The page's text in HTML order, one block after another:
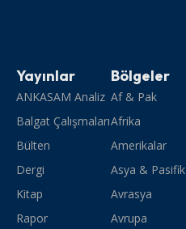
Yayınlar
ANKASAM Analiz
Balgat Çalışmaları
Bülten
Dergi
Kitap
Rapor
Bölgeler
Af & Pak
Afrika
Amerikalar
Asya & Pasifik
Avrasya
Avrupa